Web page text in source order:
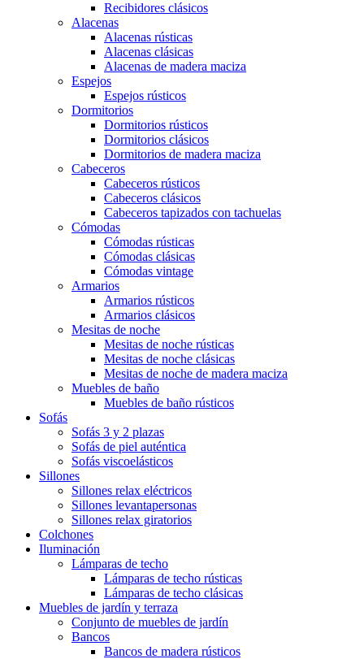
Recibidores clásicos
Alacenas
Alacenas rústicas
Alacenas clásicas
Alacenas de madera maciza
Espejos
Espejos rústicos
Dormitorios
Dormitorios rústicos
Dormitorios clásicos
Dormitorios de madera maciza
Cabeceros
Cabeceros rústicos
Cabeceros clásicos
Cabeceros tapizados con tachuelas
Cómodas
Cómodas rústicas
Cómodas clásicas
Cómodas vintage
Armarios
Armarios rústicos
Armarios clásicos
Mesitas de noche
Mesitas de noche rústicas
Mesitas de noche clásicas
Mesitas de noche de madera maciza
Muebles de baño
Muebles de baño rústicos
Sofás
Sofás 3 y 2 plazas
Sofás de piel auténtica
Sofás viscoelásticos
Sillones
Sillones relax eléctricos
Sillones levantapersonas
Sillones relax giratorios
Colchones
Iluminación
Lámparas de techo
Lámparas de techo rústicas
Lámparas de techo clásicas
Muebles de jardín y terraza
Conjunto de muebles de jardín
Bancos
Bancos de madera rústicos